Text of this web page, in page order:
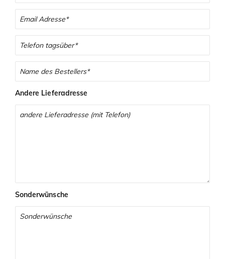
Andere Lieferadresse
Sonderwünsche